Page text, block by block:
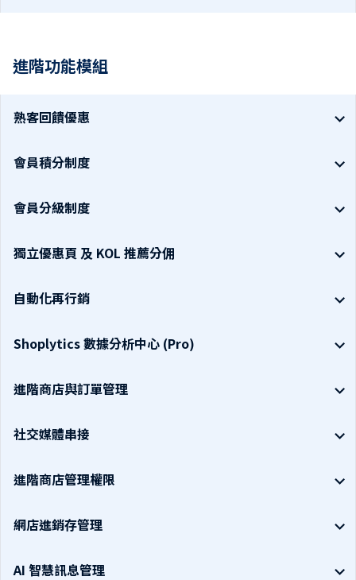
進階功能模組
熟客回饋優惠
會員積分制度
會員分級制度
獨立優惠頁 及 KOL 推薦分佣
自動化再行銷
Shoplytics 數據分析中心 (Pro)
進階商店與訂單管理
社交媒體串接
進階商店管理權限
網店進銷存管理
AI 智慧訊息管理